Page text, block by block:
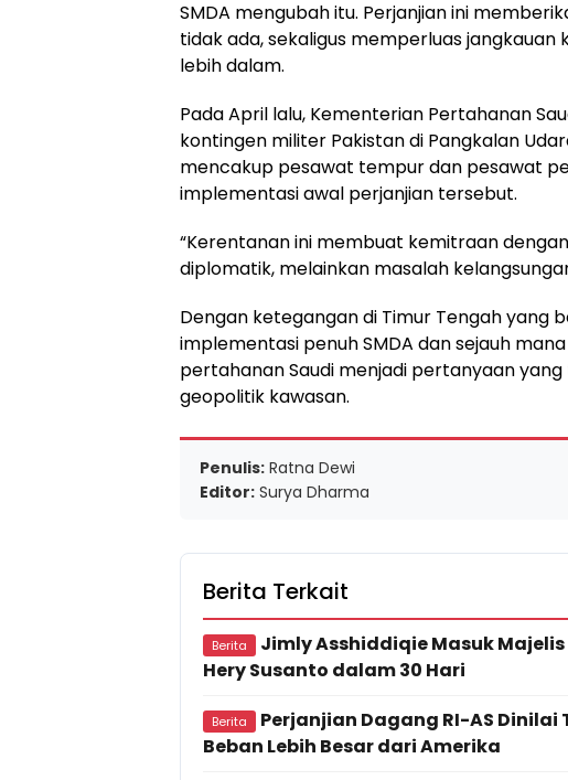
SMDA mengubah itu. Perjanjian ini
tidak ada, sekaligus memperluas
lebih dalam.
Pada April lalu, Kementerian Pertahanan
kontingen militer Pakistan di Pangkalan
mencakup pesawat tempur dan pesawat
implementasi awal perjanjian tersebut.
“Kerentanan ini membuat kemitraan
diplomatik, melainkan masalah
Dengan ketegangan di Timur Tengah yang
implementasi penuh SMDA dan sejauh
pertahanan Saudi menjadi pertanyaan
geopolitik kawasan.
Penulis: Ratna Dewi
Editor: Surya Dharma
Berita Terkait
Berita
Jimly Asshiddiqie Masuk
Hery Susanto dalam 30 Hari
Berita
Perjanjian Dagang RI-AS
Beban Lebih Besar dari Amerika